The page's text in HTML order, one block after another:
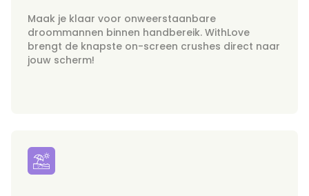
Maak je klaar voor onweerstaanbare
droommannen binnen handbereik. WithLove
brengt de knapste on-screen crushes direct naar
jouw scherm!